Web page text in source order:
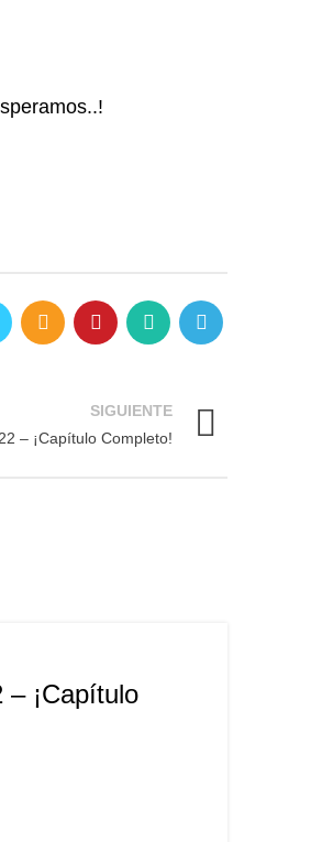
SIGUIENTE
– ¡Capítulo Completo!
¡Capítulo